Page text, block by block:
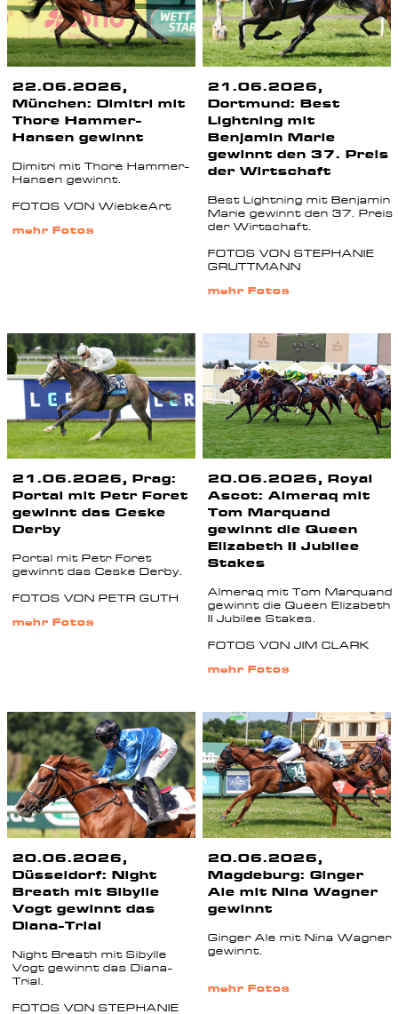
22.06.2026,
München: Dimitri mit
Thore Hammer-
Hansen gewinnt
Dimitri mit Thore Hammer-
Hansen gewinnt.
FOTOS VON WiebkeArt
mehr Fotos
21.06.2026,
Dortmund: Best
Lightning mit
Benjamin Marie
gewinnt den 37. Preis
der Wirtschaft
Best Lightning mit Benjamin
Marie gewinnt den 37. Preis
der Wirtschaft.
FOTOS VON STEPHANIE
GRUTTMANN
mehr Fotos
21.06.2026, Prag:
Portal mit Petr Foret
gewinnt das Ceske
Derby
Portal mit Petr Foret
gewinnt das Ceske Derby.
FOTOS VON PETR GUTH
mehr Fotos
20.06.2026, Royal
Ascot: Almeraq mit
Tom Marquand
gewinnt die Queen
Elizabeth II Jubilee
Stakes
Almeraq mit Tom Marquand
gewinnt die Queen Elizabeth
II Jubilee Stakes.
FOTOS VON JIM CLARK
mehr Fotos
20.06.2026,
Düsseldorf: Night
Breath mit Sibylle
Vogt gewinnt das
Diana-Trial
Night Breath mit Sibylle
Vogt gewinnt das Diana-
Trial.
FOTOS VON STEPHANIE
20.06.2026,
Magdeburg: Ginger
Ale mit Nina Wagner
gewinnt
Ginger Ale mit Nina Wagner
gewinnt.
mehr Fotos